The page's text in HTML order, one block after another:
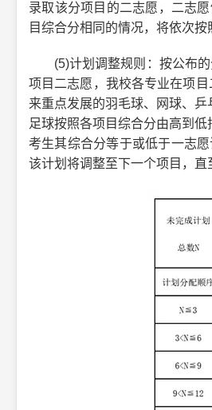
录取该分项目的二志愿，二志
目综合分相同的情况，将依次
(5)计划调整规则：按公布的
项目二志愿，我校各专业在项
来重点发展的羽毛球、网球、
足球按照各项目综合分由高到
考生其综合分等于或低于一志
该计划将调整至下一个项目，